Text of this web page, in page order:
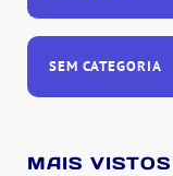
SEM CATEGORIA
MAIS VISTOS